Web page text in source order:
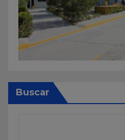
Buscar